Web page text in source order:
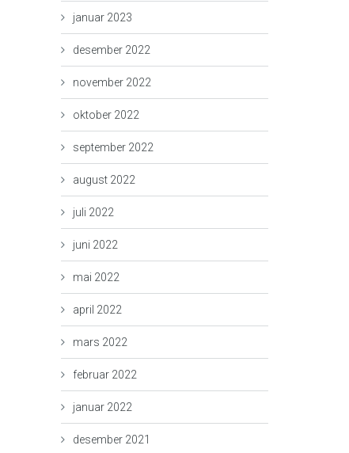
januar 2023
desember 2022
november 2022
oktober 2022
september 2022
august 2022
juli 2022
juni 2022
mai 2022
april 2022
mars 2022
februar 2022
januar 2022
desember 2021